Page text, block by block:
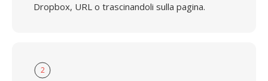
Dropbox, URL o trascinandoli sulla pagina.
2